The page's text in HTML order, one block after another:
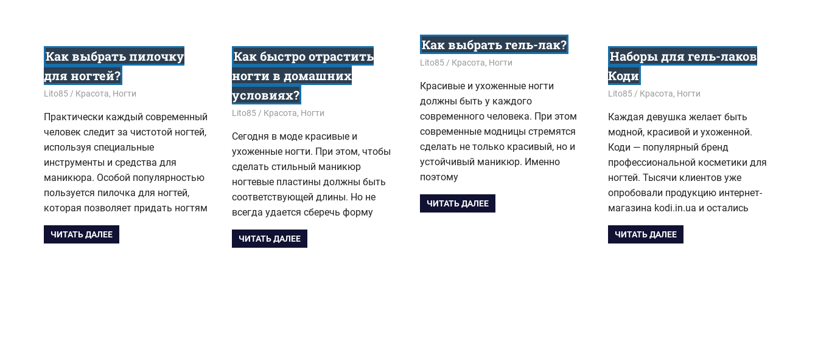
Как выбрать пилочку
для ногтей?
04.09.2018
Lito85 Красота, Ногти
Практически каждый современный
человек следит за чистотой ногтей,
используя специальные
инструменты и средства для
маникюра. Особой популярностью
пользуется пилочка для ногтей,
которая позволяет придать ногтям
ЧИТАТЬ ДАЛЕЕ
Как быстро отрастить
ногти в домашних
условиях?
15.06.2018
Lito85 Красота, Ногти
Сегодня в моде красивые и
ухоженные ногти. При этом, чтобы
сделать стильный маникюр
ногтевые пластины должны быть
соответствующей длины. Но не
всегда удается сберечь форму
ЧИТАТЬ ДАЛЕЕ
Как выбрать гель-лак?
26.01.2018
Lito85 Красота, Ногти
Красивые и ухоженные ногти
должны быть у каждого
современного человека. При этом
современные модницы стремятся
сделать не только красивый, но и
устойчивый маникюр. Именно
поэтому
ЧИТАТЬ ДАЛЕЕ
Наборы для гель-лаков
Коди
11.10.2017
Lito85 Красота, Ногти
Каждая девушка желает быть
модной, красивой и ухоженной.
Коди — популярный бренд
профессиональной косметики для
ногтей. Тысячи клиентов уже
опробовали продукцию интернет-
магазина kodi.in.ua и остались
ЧИТАТЬ ДАЛЕЕ